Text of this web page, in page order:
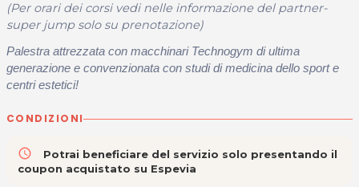
(Per orari dei corsi vedi nelle informazione del partner-
super jump solo su prenotazione)
Palestra attrezzata con macchinari Technogym di ultima
generazione e convenzionata con studi di medicina dello sport e
centri estetici!
CONDIZIONI
access_time
Potrai beneficiare del servizio solo presentando il
coupon acquistato su Espevia